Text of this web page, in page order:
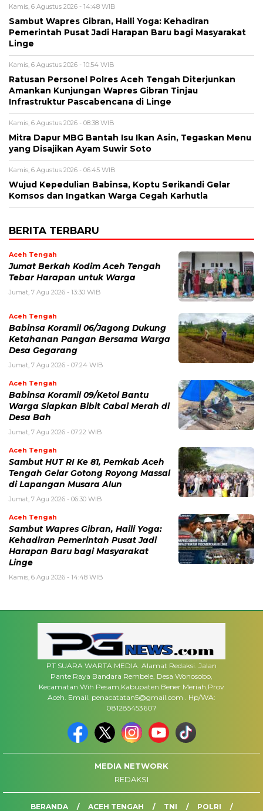
Kamis, 6 Agustus 2026 - 14:48 WIB
‎Sambut Wapres Gibran, Haili Yoga: Kehadiran
Pemerintah Pusat Jadi Harapan Baru bagi Masyarakat
Linge
Kamis, 6 Agustus 2026 - 10:54 WIB
Ratusan Personel Polres Aceh Tengah Diterjunkan
Amankan Kunjungan Wapres Gibran Tinjau
Infrastruktur Pascabencana di Linge
Kamis, 6 Agustus 2026 - 08:38 WIB
‎Mitra Dapur MBG Bantah Isu Ikan Asin, Tegaskan Menu
yang Disajikan Ayam Suwir Soto
Kamis, 6 Agustus 2026 - 06:45 WIB
‎Wujud Kepedulian Babinsa, Koptu Serikandi Gelar
Komsos dan Ingatkan Warga Cegah Karhutla ‎
BERITA TERBARU
Aceh Tengah
Jumat Berkah Kodim Aceh Tengah
Tebar Harapan untuk Warga
Jumat, 7 Agu 2026 - 13:30 WIB
Aceh Tengah
‎Babinsa Koramil 06/Jagong Dukung
Ketahanan Pangan Bersama Warga
Desa Gegarang
Jumat, 7 Agu 2026 - 07:24 WIB
Aceh Tengah
‎Babinsa Koramil 09/Ketol Bantu
Warga Siapkan Bibit Cabai Merah di
Desa Bah
Jumat, 7 Agu 2026 - 07:22 WIB
Aceh Tengah
Sambut HUT RI Ke 81, Pemkab Aceh
Tengah Gelar Gotong Royong Massal
di Lapangan Musara Alun
Jumat, 7 Agu 2026 - 06:30 WIB
Aceh Tengah
‎Sambut Wapres Gibran, Haili Yoga:
Kehadiran Pemerintah Pusat Jadi
Harapan Baru bagi Masyarakat
Linge
Kamis, 6 Agu 2026 - 14:48 WIB
PT SUARA WARTA MEDIA. Alamat Redaksi. Jalan
Pante Raya Bandara Rembele, Desa Wonosobo,
Kecamatan Wih Pesam,Kabupaten Bener Meriah,Prov
Aceh. Email. penacatatan5@gmail.com . Hp/WA:
081285453607
MEDIA NETWORK
REDAKSI
BERANDA ACEH TENGAH TNI POLRI